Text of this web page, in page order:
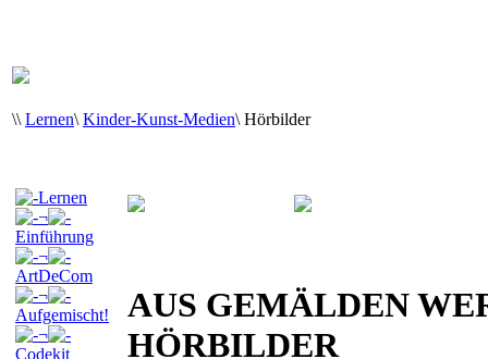
\\ Lernen\ Kinder-Kunst-Medien\ Hörbilder
Lernen
¬
Einführung
¬
ArtDeCom
¬
Aufgemischt!
¬
Codekit
AUS GEMÄLDEN
HÖRBILDER